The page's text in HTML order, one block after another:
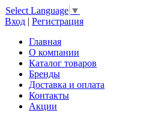
Select Language ▼
Вход | Регистрация
Главная
О компании
Каталог товаров
Бренды
Доставка и оплата
Контакты
Акции